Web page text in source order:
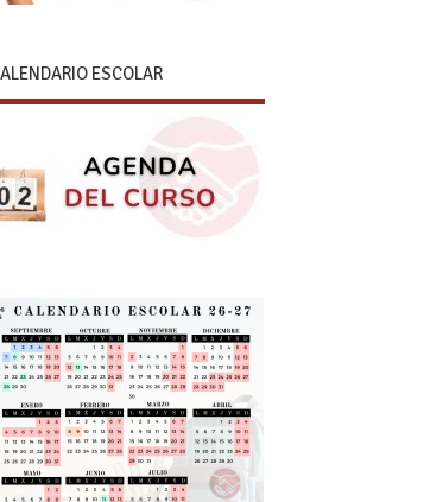
ESCOLAR